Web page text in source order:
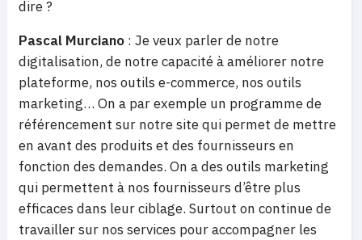
dire ?
Pascal Murciano : Je veux parler de notre
digitalisation, de notre capacité à améliorer notre
plateforme, nos outils e-commerce, nos outils
marketing… On a par exemple un programme de
référencement sur notre site qui permet de mettre
en avant des produits et des fournisseurs en
fonction des demandes. On a des outils marketing
qui permettent à nos fournisseurs d’être plus
efficaces dans leur ciblage. Surtout on continue de
travailler sur nos services pour accompagner les